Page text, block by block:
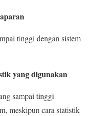
tinggi dengan sistem
yang digunakan
sampai tinggi
meskipun cara statistik